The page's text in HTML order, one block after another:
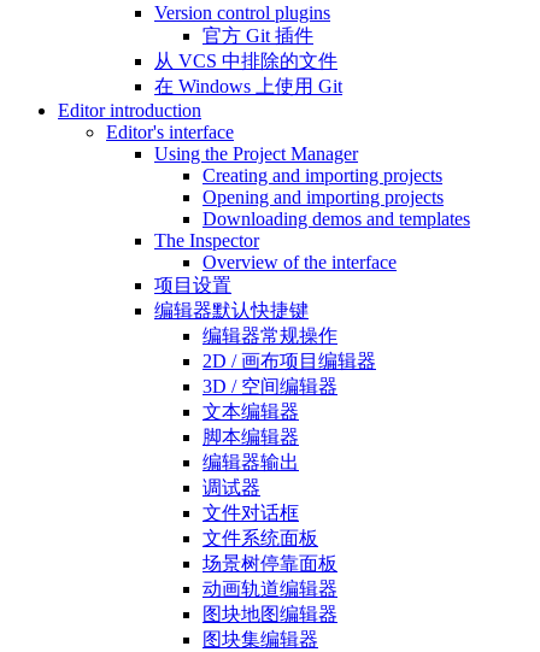
Version control plugins
官方 Git 插件
从 VCS 中排除的文件
在 Windows 上使用 Git
Editor introduction
Editor's interface
Using the Project Manager
Creating and importing projects
Opening and importing projects
Downloading demos and templates
The Inspector
Overview of the interface
项目设置
编辑器默认快捷键
编辑器常规操作
2D / 画布项目编辑器
3D / 空间编辑器
文本编辑器
脚本编辑器
编辑器输出
调试器
文件对话框
文件系统面板
场景树停靠面板
动画轨道编辑器
图块地图编辑器
图块集编辑器